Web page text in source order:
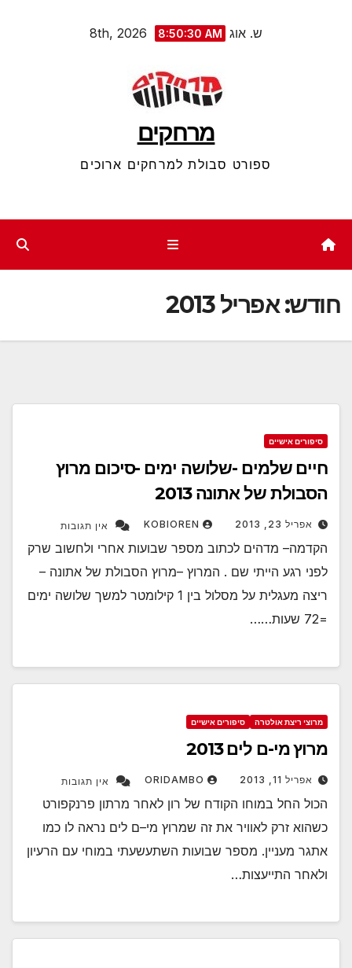
ש. אוג 8th, 2026 8:50:30 AM
מרחקים
ספורט סבולת למרחקים ארוכים
חודש:אפריל 2013
סיפורים אישיים
חיים שלמים -שלושה ימים -סיכום מרוץ
הסבולת של אתונה 2013
אפריל 23, 2013 KOBIOREN אין תגובות
הקדמה– מדהים לכתוב מספר שבועות אחרי ולחשוב שרק
לפני רגע הייתי שם . המרוץ –מרוץ הסבולת של אתונה –
ריצה מעגלית על מסלול בין 1 קילומטר למשך שלושה ימים
=72 שעות……
מרוצי ריצת אולטרה סיפורים אישיים
מרוץ מי-ם לים 2013
אפריל 11, 2013 ORIDAMBO אין תגובות
הכול החל במוחו הקודח של רון לאחר מרתון פרנקפורט
כשהוא זרק לאוויר את זה שמרוץ מי–ם לים נראה לו כמו
אתגר מעניין. מספר שבועות השתעשעתי במוחי עם הרעיון
ולאחר התייעצות…